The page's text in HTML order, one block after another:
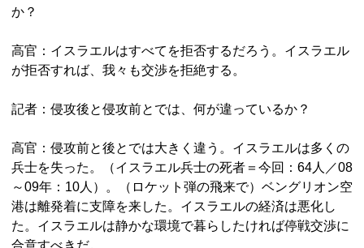
か？
高官：イスラエルはすべてを拒否するだろう。イスラエル
が拒否すれば、我々も交渉を拒絶する。
記者：侵攻後と侵攻前とでは、何が違っているか？
高官：侵攻前と後とでは大きく違う。イスラエルは多くの
兵士を失った。（イスラエル兵士の死者＝今回：64人／08
～09年：10人）。（ロケット弾の飛来で）ベングリオン空
港は離発着に支障を来した。イスラエルの経済は悪化し
た。イスラエルは静かな環境で暮らしたければ停戦交渉に
合意すべきだ。